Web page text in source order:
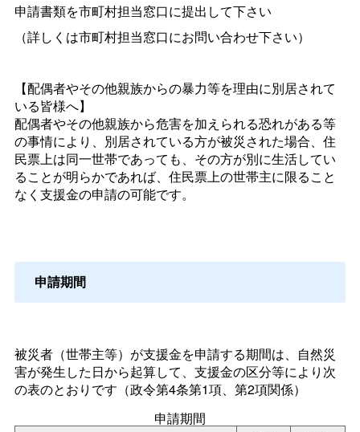
申請書類を市町村担当窓口に提出して下さい
（詳しくは市町村担当窓口にお問い合わせ下さい）
【配偶者やその他親族からの暴力等を理由に別居されて
いる皆様へ】
配偶者やその他親族から危害を加えられる恐れがある等
の事情により、別居されている方が被災された場合、住
民票上は同一世帯であっても、その方が別に生活してい
ることが明らかであれば、住民票上の世帯主に限ること
なく支援金の申請の可能です。
申請期間
被災者（世帯主等）が支援金を申請する期間は、自然災
害が発生した日から起算して、支援金の区分等により次
の表のとおりです（政令第4条第1項、第2項関係）
申請期間